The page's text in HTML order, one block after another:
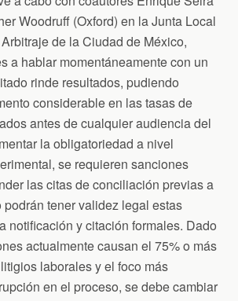
Woodruff (Oxford) en la Junta Local
de la Ciudad de México,
a hablar momentáneamente con un
rinde resultados, pudiendo
considerable en las tasas de
antes de cualquier audiencia del
la obligatoriedad a nivel
se requieren sanciones
las citas de conciliación previas a
podrán tener validez legal estas
notificación y citación formales. Dado
actualmente causan el 75% o más
laborales y el foco más
en el proceso, se debe cambiar